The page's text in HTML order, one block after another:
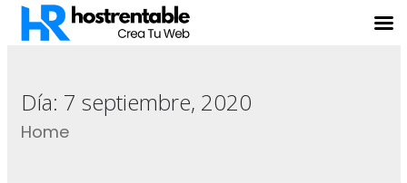
Día: 7 septiembre, 2020
Home